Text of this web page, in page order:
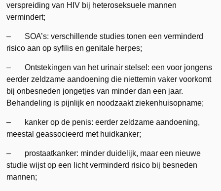
verspreiding van HIV bij heteroseksuele mannen
vermindert;
– SOA’s: verschillende studies tonen een verminderd
risico aan op syfilis en genitale herpes;
– Ontstekingen van het urinair stelsel: een voor jongens
eerder zeldzame aandoening die niettemin vaker voorkomt
bij onbesneden jongetjes van minder dan een jaar.
Behandeling is pijnlijk en noodzaakt ziekenhuisopname;
– kanker op de penis: eerder zeldzame aandoening,
meestal geassocieerd met huidkanker;
– prostaatkanker: minder duidelijk, maar een nieuwe
studie wijst op een licht verminderd risico bij besneden
mannen;